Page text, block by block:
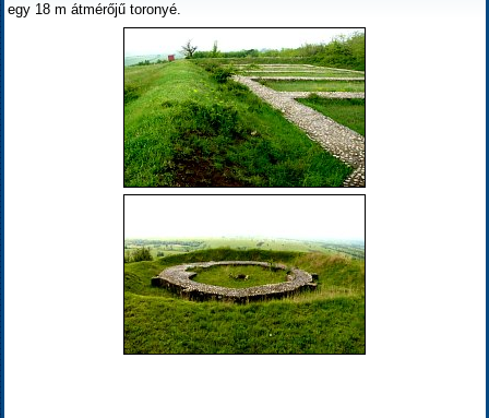
egy 18 m átmérőjű toronyé.